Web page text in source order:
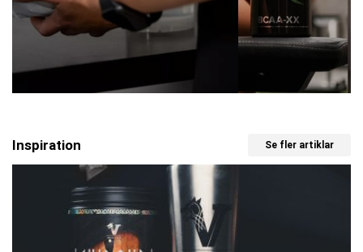
Inspiration Se fler artiklar